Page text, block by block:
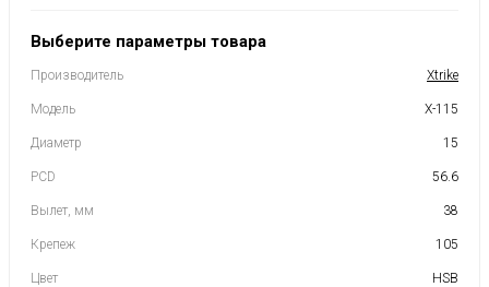
Выберите параметры товара
Производитель Xtrike
Модель X-115
Диаметр 15
PCD 56.6
Вылет, мм 38
Крепеж 105
Цвет HSB